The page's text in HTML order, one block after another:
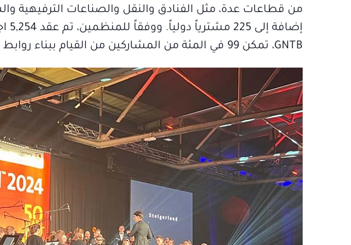
من قطاعات عدة، مثل الفنادق والنقل والصناعات الترفيهية
GNTB، تمكن 99 في المئة من المشاركين من القيام ببناء روابط عمل جديدة.